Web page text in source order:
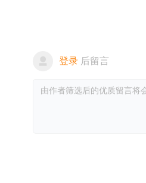
登录 后留言